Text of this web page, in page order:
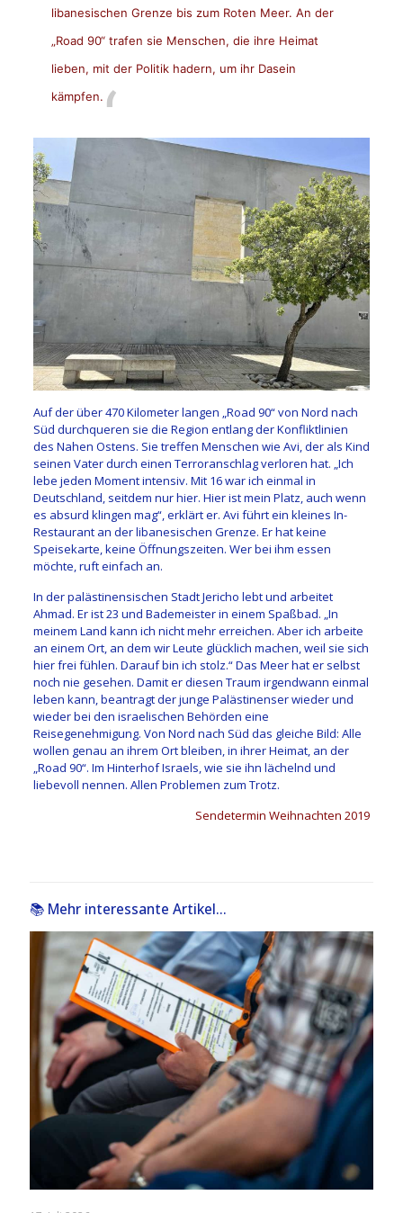
libanesischen Grenze bis zum Roten Meer. An der
„Road 90“ trafen sie Menschen, die ihre Heimat
lieben, mit der Politik hadern, um ihr Dasein
kämpfen.
Auf der über 470 Kilometer langen „Road 90“ von Nord nach
Süd durchqueren sie die Region entlang der Konfliktlinien
des Nahen Ostens. Sie treffen Menschen wie Avi, der als Kind
seinen Vater durch einen Terroranschlag verloren hat. „Ich
lebe jeden Moment intensiv. Mit 16 war ich einmal in
Deutschland, seitdem nur hier. Hier ist mein Platz, auch wenn
es absurd klingen mag“, erklärt er. Avi führt ein kleines In-
Restaurant an der libanesischen Grenze. Er hat keine
Speisekarte, keine Öffnungszeiten. Wer bei ihm essen
möchte, ruft einfach an.
In der palästinensischen Stadt Jericho lebt und arbeitet
Ahmad. Er ist 23 und Bademeister in einem Spaßbad. „In
meinem Land kann ich nicht mehr erreichen. Aber ich arbeite
an einem Ort, an dem wir Leute glücklich machen, weil sie sich
hier frei fühlen. Darauf bin ich stolz.“ Das Meer hat er selbst
noch nie gesehen. Damit er diesen Traum irgendwann einmal
leben kann, beantragt der junge Palästinenser wieder und
wieder bei den israelischen Behörden eine
Reisegenehmigung. Von Nord nach Süd das gleiche Bild: Alle
wollen genau an ihrem Ort bleiben, in ihrer Heimat, an der
„Road 90“. Im Hinterhof Israels, wie sie ihn lächelnd und
liebevoll nennen. Allen Problemen zum Trotz.
Sendetermin Weihnachten 2019
📚 Mehr interessante Artikel...